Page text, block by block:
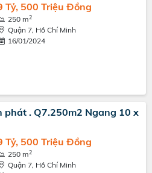
Tỷ, 500 Triệu Đồng
250 m2
Quận 7, Hồ Chí Minh
16/01/2024
phát . Q7.250m2 Ngang 10 x
Tỷ, 500 Triệu Đồng
250 m2
Quận 7, Hồ Chí Minh